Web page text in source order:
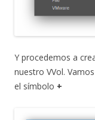
Y procedemos a
nuestro VVol.
el símbolo +